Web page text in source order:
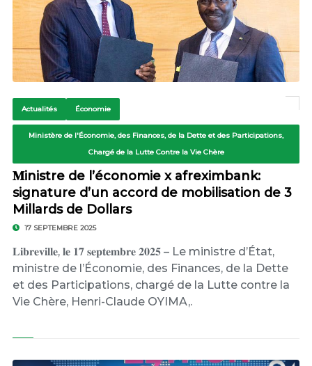
Actualités Économie
Ministère de l'Économie, des Finances, de la Dette et des Participations,
Chargé de la Lutte Contre la Vie Chère
𝐌inistre de l’économie x afreximbank:
signature d’un accord de mobilisation de 3
Millards de Dollars
17 SEPTEMBRE 2025
𝐋𝐢𝐛𝐫𝐞𝐯𝐢𝐥𝐥𝐞, 𝐥𝐞 𝟏𝟕 𝐬𝐞𝐩𝐭𝐞𝐦𝐛𝐫𝐞 𝟐𝟎𝟐𝟓 – Le ministre d’État,
ministre de l’Économie, des Finances, de la Dette
et des Participations, chargé de la Lutte contre la
Vie Chère, Henri-Claude OYIMA,.